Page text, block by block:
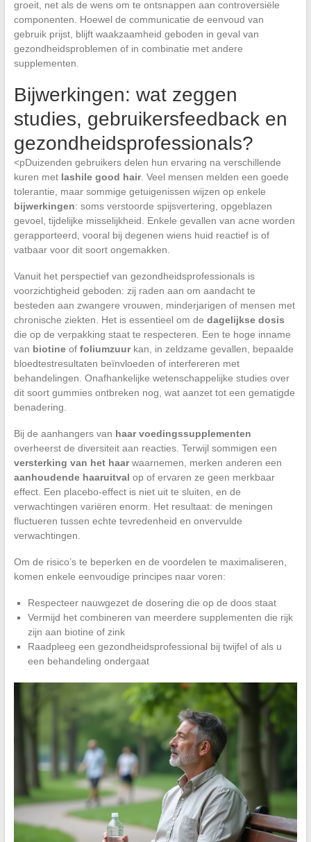
groeit, net als de wens om te ontsnappen aan controversiële
componenten. Hoewel de communicatie de eenvoud van
gebruik prijst, blijft waakzaamheid geboden in geval van
gezondheidsproblemen of in combinatie met andere
supplementen.
Bijwerkingen: wat zeggen
studies, gebruikersfeedback en
gezondheidsprofessionals?
<pDuizenden gebruikers delen hun ervaring na verschillende
kuren met lashile good hair. Veel mensen melden een goede
tolerantie, maar sommige getuigenissen wijzen op enkele
bijwerkingen: soms verstoorde spijsvertering, opgeblazen
gevoel, tijdelijke misselijkheid. Enkele gevallen van acne worden
gerapporteerd, vooral bij degenen wiens huid reactief is of
vatbaar voor dit soort ongemakken.
Vanuit het perspectief van gezondheidsprofessionals is
voorzichtigheid geboden: zij raden aan om aandacht te
besteden aan zwangere vrouwen, minderjarigen of mensen met
chronische ziekten. Het is essentieel om de dagelijkse dosis
die op de verpakking staat te respecteren. Een te hoge inname
van biotineof foliumzuurkan, in zeldzame gevallen, bepaalde
bloedtestresultaten beïnvloeden of interfereren met
behandelingen. Onafhankelijke wetenschappelijke studies over
dit soort gummies ontbreken nog, wat aanzet tot een gematigde
benadering.
Bij de aanhangers van haar voedingssupplementen
overheerst de diversiteit aan reacties. Terwijl sommigen een
versterking van het haarwaarnemen, merken anderen een
aanhoudende haaruitval op of ervaren ze geen merkbaar
effect. Een placebo-effect is niet uit te sluiten, en de
verwachtingen variëren enorm. Het resultaat: de meningen
fluctueren tussen echte tevredenheid en onvervulde
verwachtingen.
Om de risico’s te beperken en de voordelen te maximaliseren,
komen enkele eenvoudige principes naar voren:
Respecteer nauwgezet de dosering die op de doos staat
Vermijd het combineren van meerdere supplementen die rijk
zijn aan biotine of zink
Raadpleeg een gezondheidsprofessional bij twijfel of als u
een behandeling ondergaat